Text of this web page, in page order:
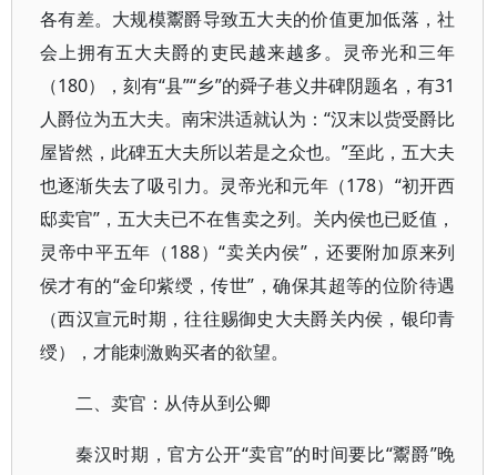
各有差。大规模鬻爵导致五大夫的价值更加低落，社
会上拥有五大夫爵的吏民越来越多。灵帝光和三年
（180），刻有“县”“乡”的舜子巷义井碑阴题名，有31
人爵位为五大夫。南宋洪适就认为：“汉末以赀受爵比
屋皆然，此碑五大夫所以若是之众也。”至此，五大夫
也逐渐失去了吸引力。灵帝光和元年（178）“初开西
邸卖官”，五大夫已不在售卖之列。关内侯也已贬值，
灵帝中平五年（188）“卖关内侯”，还要附加原来列
侯才有的“金印紫绶，传世”，确保其超等的位阶待遇
（西汉宣元时期，往往赐御史大夫爵关内侯，银印青
绶），才能刺激购买者的欲望。
二、卖官：从侍从到公卿
秦汉时期，官方公开“卖官”的时间要比“鬻爵”晚